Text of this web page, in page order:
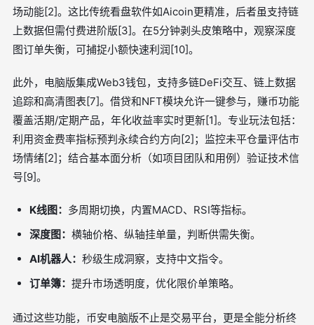
场动能[2]。这比传统看盘软件如Aicoin更精准，后者虽支持链
上数据但需付费进阶版[3]。在5分钟剥头皮策略中，观察深度
图订单失衡，可捕捉小额快速利润[10]。
此外，电脑版集成Web3钱包，支持多链DeFi交互、链上数据
追踪和高清图表[7]。借贷和NFT模块允许一键参与，赚币功能
覆盖活期/定期产品，年化收益率实时更新[1]。专业玩法包括：
利用资金费率指标预判永续合约方向[2]；监控未平仓量评估市
场情绪[2]；结合基本面分析（如项目团队和用例）验证技术信
号[9]。
K线图： 多周期切换，内置MACD、RSI等指标。
深度图： 横轴价格、纵轴挂单量，判断供需失衡。
AI机器人： 秒级生成洞察，支持中文指令。
订单簿： 提升市场透明度，优化限价单策略。
通过这些功能，币安电脑版不止是交易平台，更是全能分析终